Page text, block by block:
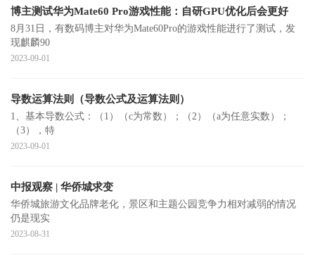
博主测试华为Mate60 Pro游戏性能：自研GPU优化后会更好
8月31日，有数码博主对华为Mate60Pro的游戏性能进行了测试，发
现麒麟90
2023-09-01
导数运算法则（导数公式及运算法则）
1、基本导数公式：（1）（c为常数）；（2）（a为任意实数）；
（3），特
2023-09-01
中报观察 | 华侨城求变
华侨城旅游文化品牌老化，景区和主题公园竞争力相对减弱的情况
仍是现实
2023-08-31